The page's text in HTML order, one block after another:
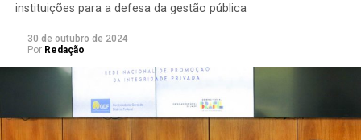
instituições para a defesa da gestão pública
30 de outubro de 2024
Por Redação